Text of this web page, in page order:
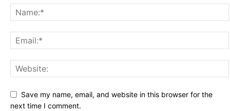
Save my name, email, and website in this browser for the
next time I comment.